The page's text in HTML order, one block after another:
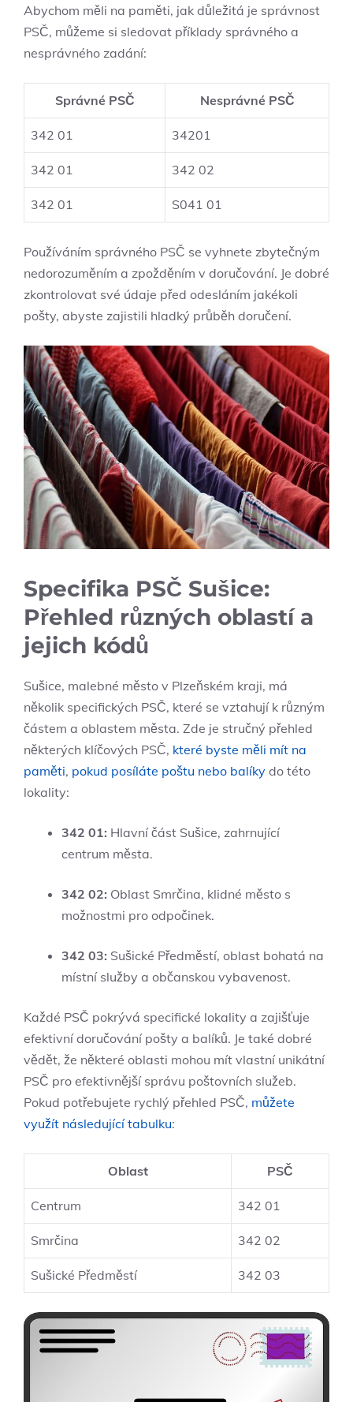
Abychom měli na paměti, jak důležitá je správnost
PSČ, můžeme si sledovat příklady správného a
nesprávného zadání:
Správné PSČ Nesprávné PSČ
342 01 34201
342 01 342 02
342 01 S041 01
Používáním správného PSČ se vyhnete zbytečným
nedorozuměním a zpožděním v doručování. Je dobré
zkontrolovat své údaje před odesláním jakékoli
pošty, abyste zajistili hladký průběh doručení.
Specifika PSČ Sušice:
Přehled různých oblastí a
jejich kódů
Sušice, malebné město v Plzeňském kraji, má
několik specifických PSČ, které se vztahují k různým
částem a oblastem města. Zde je stručný přehled
některých klíčových PSČ, které byste měli mít na
paměti, pokud posíláte poštu nebo balíky do této
lokality:
342 01: Hlavní část Sušice, zahrnující
centrum města.
342 02: Oblast Smrčina, klidné město s
možnostmi pro odpočinek.
342 03: Sušické Předměstí, oblast bohatá na
místní služby a občanskou vybavenost.
Každé PSČ pokrývá specifické lokality a zajišťuje
efektivní doručování pošty a balíků. Je také dobré
vědět, že některé oblasti mohou mít vlastní unikátní
PSČ pro efektivnější správu poštovních služeb.
Pokud potřebujete rychlý přehled PSČ, můžete
využít následující tabulku:
Oblast PSČ
Centrum 342 01
Smrčina 342 02
Sušické Předměstí 342 03